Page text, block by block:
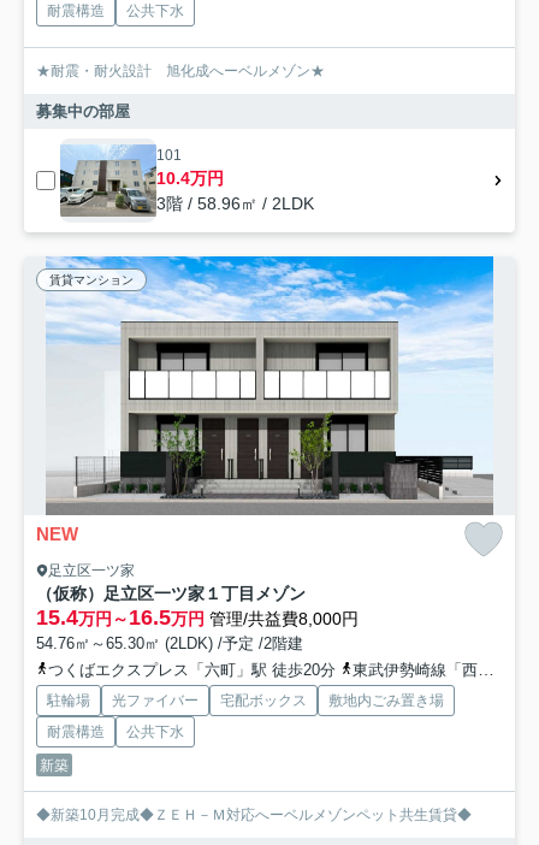
耐震構造
公共下水
★耐震・耐火設計 旭化成へーベルメゾン★
募集中の部屋
101
10.4万円
3階 / 58.96㎡ / 2LDK
賃貸マンション
NEW
足立区一ツ家
（仮称）足立区一ツ家１丁目メゾン
15.4万円～16.5万円 管理/共益費8,000円
54.76㎡～65.30㎡ (2LDK) /予定 /2階建
つくばエクスプレス「六町」駅 徒歩20分
東武伊勢崎線「西新井」駅 徒歩27分
駐輪場 光ファイバー 宅配ボックス
敷地内ごみ置き場
耐震構造
公共下水
新築
◆新築10月完成◆ＺＥＨ－Ｍ対応へーベルメゾンペット共生賃貸◆